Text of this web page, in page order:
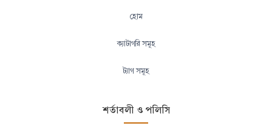
হোম
ক্যাটাগরি সমূহ
ট্যাগ সমূহ
শর্তাবলী ও পলিসি